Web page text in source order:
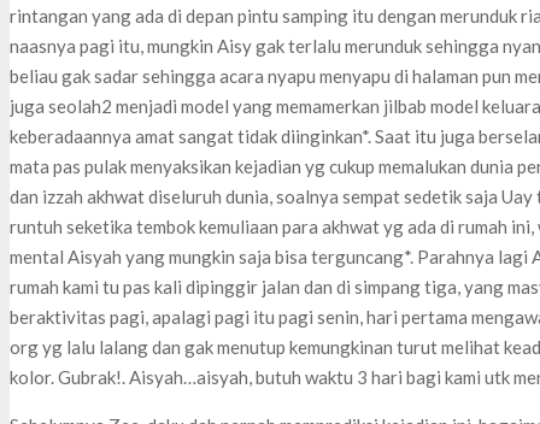
rintangan yang ada di depan pintu samping itu dengan merunduk
naasnya pagi itu, mungkin Aisy gak terlalu merunduk sehingga
beliau gak sadar sehingga acara nyapu menyapu di halaman pun
juga seolah2 menjadi model yang memamerkan jilbab model
keberadaannya amat sangat tidak diinginkan*. Saat itu juga
mata pas pulak menyaksikan kejadian yg cukup memalukan dunia
dan izzah akhwat diseluruh dunia, soalnya sempat sedetik saja
runtuh seketika tembok kemuliaan para akhwat yg ada di rumah
mental Aisyah yang mungkin saja bisa terguncang*. Parahnya lagi
rumah kami tu pas kali dipinggir jalan dan di simpang tiga, yang
beraktivitas pagi, apalagi pagi itu pagi senin, hari pertama
org yg lalu lalang dan gak menutup kemungkinan turut melihat
kolor. Gubrak!. Aisyah…aisyah, butuh waktu 3 hari bagi kami utk